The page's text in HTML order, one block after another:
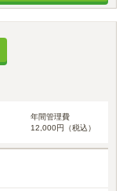
年間管理費
12,000円（税込）